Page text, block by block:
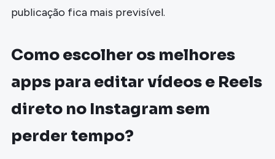
publicação fica mais previsível.
Como escolher os melhores
apps para editar vídeos e Reels
direto no Instagram sem
perder tempo?